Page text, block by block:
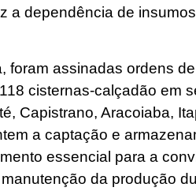
a dependência de
foram assinadas ordens
cisternas-calçadão em
Capistrano, Aracoiaba,
a captação e
essencial para a
da produção